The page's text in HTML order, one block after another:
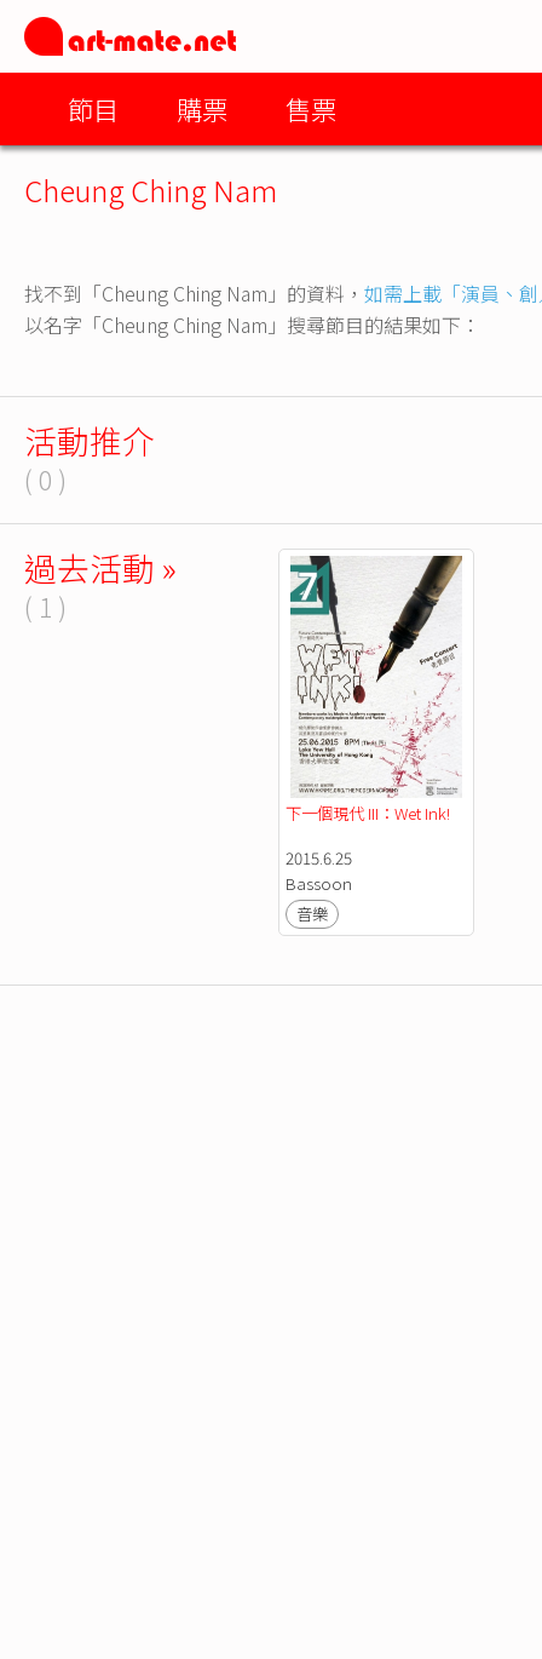
節目 購票 售票
Cheung Ching Nam
找不到「Cheung Ching Nam」的資料， 如需上載「演員、
以名字「Cheung Ching Nam」搜尋節目的結果如下：
活動推介
( 0 )
過去活動 »
( 1 )
下一個現代 III：Wet Ink!
2015.6.25
Bassoon
音樂